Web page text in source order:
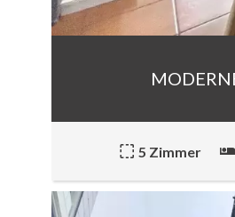
5 Zimmer